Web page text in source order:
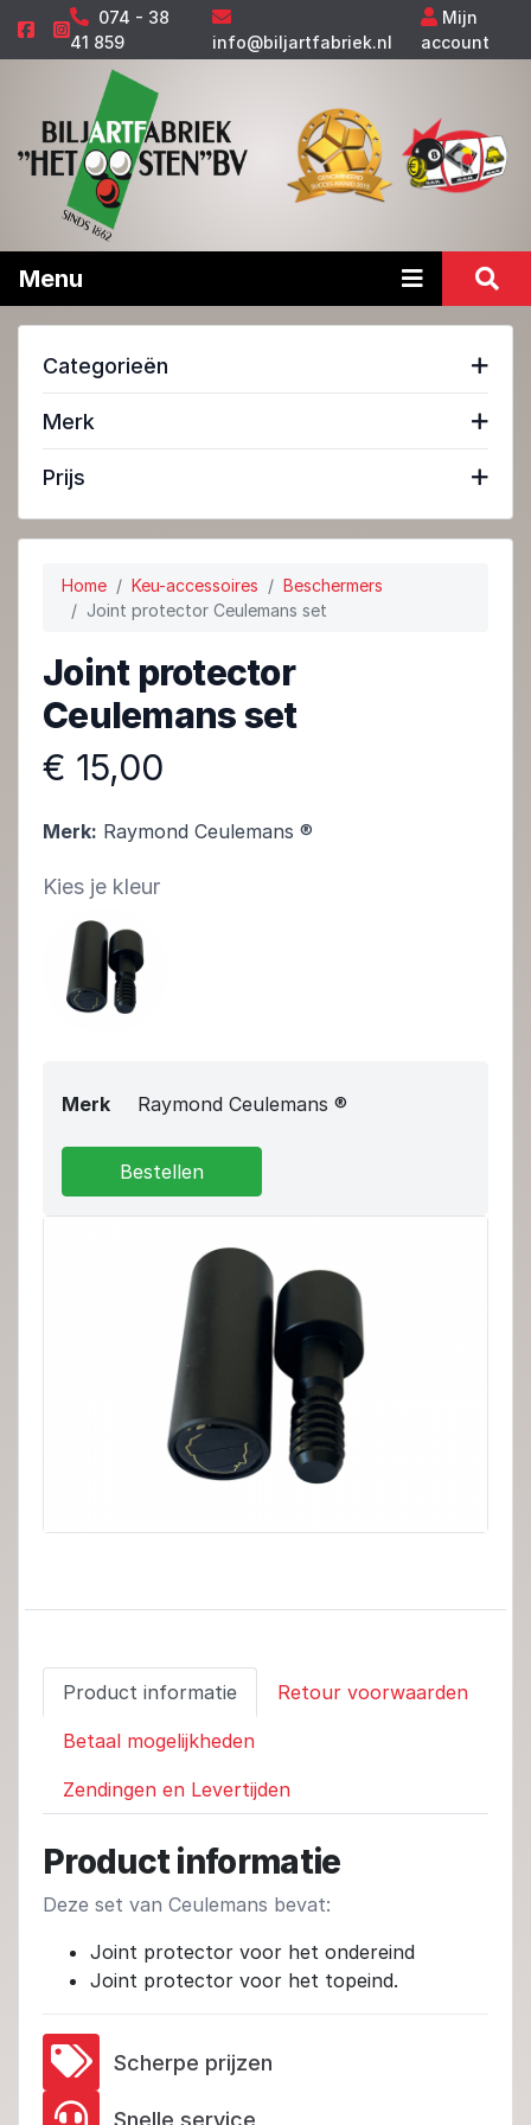
074 - 38
41 859
info@biljartfabriek.nl
Mijn
account
Menu
Categorieën
Merk
Prijs
Home Keu-accessoires
Beschermers
Joint protector Ceulemans set
Joint protector
Ceulemans set
€ 15,00
Merk: Raymond Ceulemans ®
Kies je kleur
Merk Raymond Ceulemans ®
Bestellen
Product informatie Retour voorwaarden
Betaal mogelijkheden
Zendingen en Levertijden
Product informatie
Deze set van Ceulemans bevat:
Joint protector voor het ondereind
Joint protector voor het topeind.
Scherpe prijzen
Snelle service